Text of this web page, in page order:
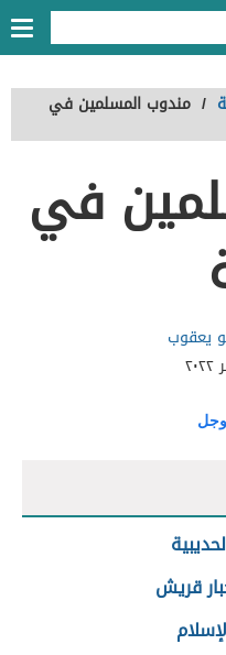
/ مندوب المسلمين في
في
يعقوب
قريش